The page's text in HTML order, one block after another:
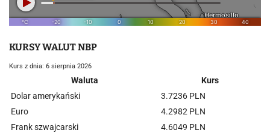
KURSY WALUT NBP
Kurs z dnia: 6 sierpnia 2026
Waluta
Kurs
Dolar amerykański
3.7236 PLN
Euro
4.2982 PLN
Frank szwajcarski
4.6049 PLN